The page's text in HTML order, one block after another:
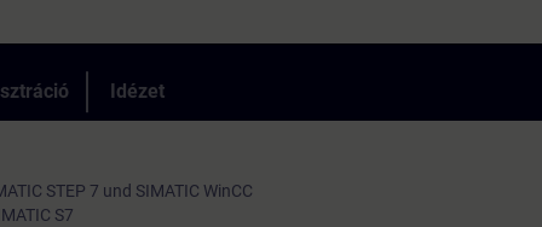
SIMATIC S7-300/400 und SIMATIC S7-1500 sowie den
SIMATIC Manager und TIA Portal. Sie erlernen die
SIMATIC S7-1500 mit der Engineering-Plattform "TIA
Idézet
STEP 7 und SIMATIC WinCC
S7